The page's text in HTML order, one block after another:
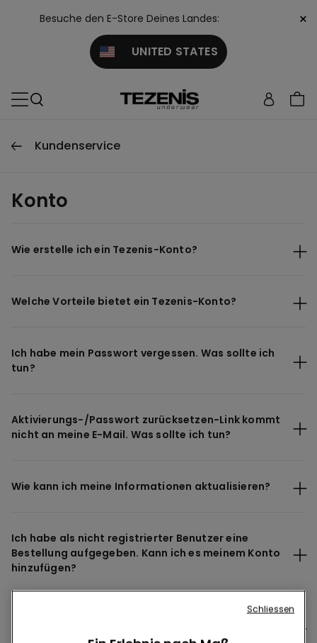
Besuche den E-Store Deines Landes:
UNITED STATES
×
Kundenservice
Konto
Wie erstelle ich ein Tezenis-Konto?
Welche Vorteile bietet ein Tezenis-Konto?
Ich habe mein Passwort vergessen. Was sollte ich
tun?
Aktivierungs-/Passwort zurücksetzen-Link kommt
nicht an meine E-Mail. Was sollte ich tun?
Wie kann ich meine Informationen aktualisieren?
Ich habe als nicht registrierter Benutzer eine
Bestellung aufgegeben. Kann ich es meinem Konto
hinzufügen?
Schliessen